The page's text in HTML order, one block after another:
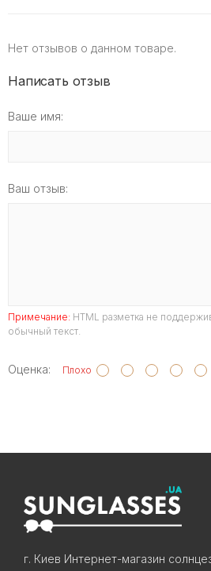
Нет отзывов о данном товаре.
Написать отзыв
Ваше имя:
Ваш отзыв:
Примечание: HTML разметка не
обычный текст.
Оценка: Плохо
г. Киев Интернет-магазин